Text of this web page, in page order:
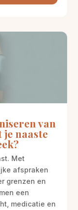
van
je naaste
Met
afspraken
grenzen en
een
medicatie en